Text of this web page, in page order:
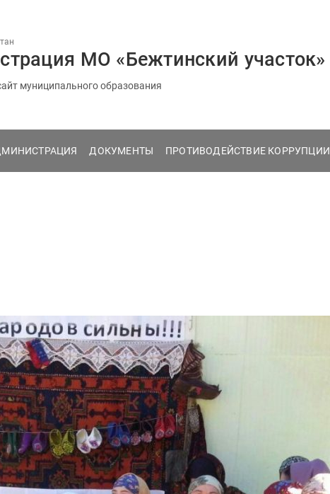
МО «Бежтинский участок»
муниципального образования
ДОКУМЕНТЫ ПРОТИВОДЕЙСТВИЕ КОРРУПЦИИ